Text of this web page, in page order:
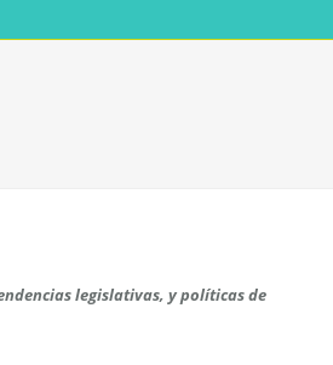
legislativas, y políticas de